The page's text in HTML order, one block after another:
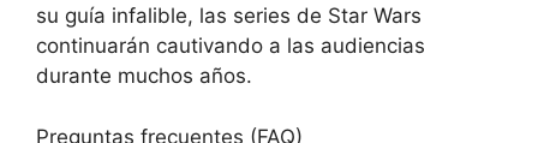
su guía infalible, las series de Star Wars
continuarán cautivando a las audiencias
durante muchos años.
Preguntas frecuentes (FAQ)